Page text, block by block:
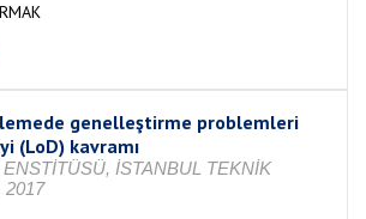
genelleştirme problemleri
(LoD) kavramı
İSTANBUL TEKNİK
2017